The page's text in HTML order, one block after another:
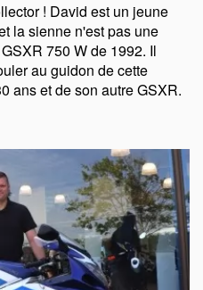
! David est un jeune
la sienne n'est pas une
750 W de 1992. Il
au guidon de cette
ans et de son autre GSXR.